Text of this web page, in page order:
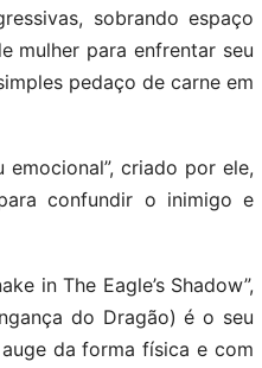
sobrando espaço
mulher para enfrentar seu
pedaço de carne em
criado por ele,
confundir o inimigo e
in The Eagle’s Shadow”,
do Dragão) é o seu
da forma física e com